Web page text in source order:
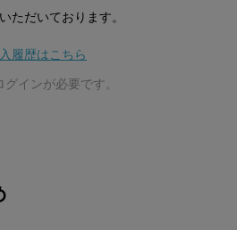
ただいております。
履歴はこちら
インが必要です。